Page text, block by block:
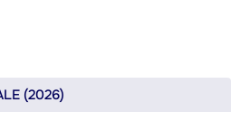
(2026)